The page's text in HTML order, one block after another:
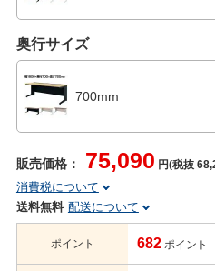
奥行サイズ
700mm
販売価格： 75,090 円(税抜
消費税について
送料無料 配送について
ポイント 682 ポイント